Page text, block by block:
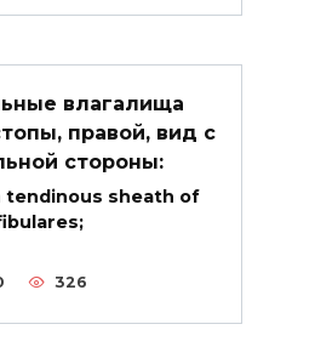
влагалища
правой, вид с
стороны:
tendinous sheath of
326